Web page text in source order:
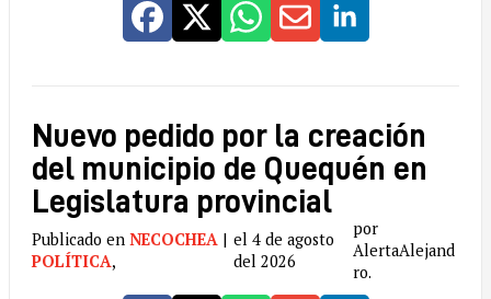
Nuevo pedido por la creación
del municipio de Quequén en
Legislatura provincial
Publicado en NECOCHEA |
POLÍTICA,
el 4 de agosto
del 2026
por
AlertaAlejand
ro.